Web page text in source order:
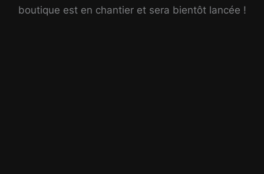
boutique est en chantier et sera bientôt lancée !